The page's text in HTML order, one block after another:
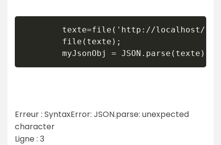
        file(texte);
		myJsonObj = JSON.parse(texte);
Erreur : SyntaxError: JSON.parse: unexpected
character
Ligne : 3